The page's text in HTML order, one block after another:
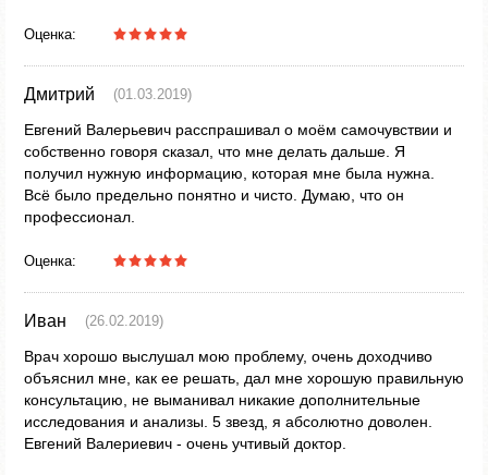
Оценка:
Дмитрий (01.03.2019)
Евгений Валерьевич расспрашивал о моём самочувствии и
собственно говоря сказал, что мне делать дальше. Я
получил нужную информацию, которая мне была нужна.
Всё было предельно понятно и чисто. Думаю, что он
профессионал.
Оценка:
Иван (26.02.2019)
Врач хорошо выслушал мою проблему, очень доходчиво
объяснил мне, как ее решать, дал мне хорошую правильную
консультацию, не выманивал никакие дополнительные
исследования и анализы. 5 звезд, я абсолютно доволен.
Евгений Валериевич - очень учтивый доктор.